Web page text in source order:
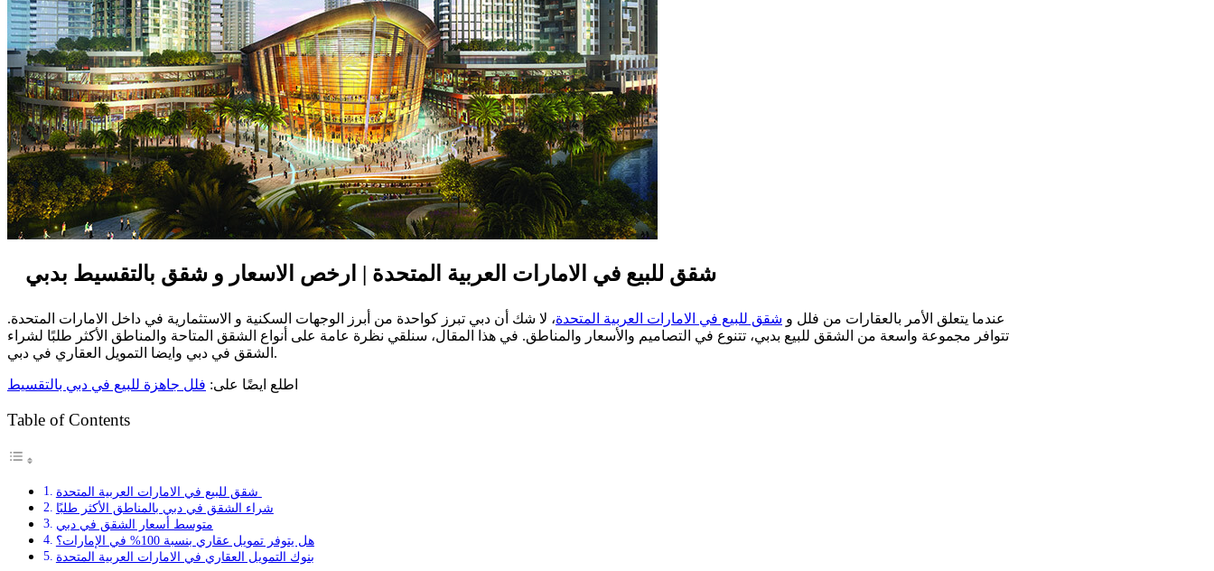
شقق للبيع في الامارات العربية المتحدة | ارخص الاسعار و شقق بالتقسيط بدبي
عندما يتعلق الأمر بالعقارات من فلل و شقق للبيع في الامارات العربية المتحدة، لا شك أن دبي تبرز كواحدة من أبرز الوجهات السكنية و الاستثمارية في داخل الامارات المتحدة.
تتوافر مجموعة واسعة من الشقق للبيع بدبي، تتنوع في التصاميم والأسعار والمناطق. في هذا المقال، سنلقي نظرة عامة على أنواع الشقق المتاحة والمناطق الأكثر طلبًا لشراء
الشقق في دبي وايضا التمويل العقاري في دبي.
اطلع ايضًا على: فلل جاهزة للبيع في دبي بالتقسيط
Table of Contents
شراء الشقق في دبي بالمناطق الأكثر طلبًا
متوسط أسعار الشقق في دبي
هل يتوفر تمويل عقاري بنسبة 100% في الإمارات؟
بنوك التمويل العقاري في الامارات العربية المتحدة